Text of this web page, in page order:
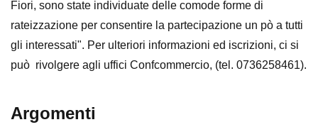
Fiori, sono state individuate delle comode forme di
rateizzazione per consentire la partecipazione un pò a tutti
gli interessati". Per ulteriori informazioni ed iscrizioni, ci si
può rivolgere agli uffici Confcommercio, (tel. 0736258461).
Argomenti